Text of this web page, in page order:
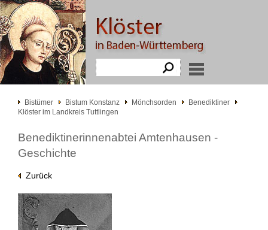
Bistümer Bistum Konstanz Mönchsorden
Benediktiner
Klöster im Landkreis Tuttlingen
Benediktinerinnenabtei Amtenhausen -
Geschichte
Zurück